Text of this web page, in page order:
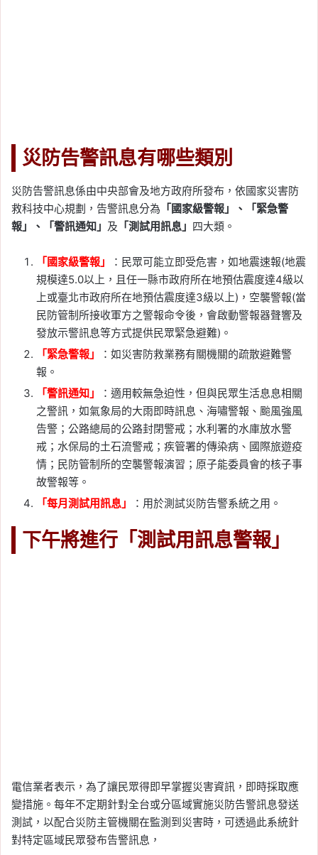
災防告警訊息有哪些類別
災防告警訊息係由中央部會及地方政府所發布，依國家災害防
救科技中心規劃，告警訊息分為 「國家級警報」、「緊急警
報」、「警訊通知」 及 「測試用訊息」 四大類。
「國家級警報」
：民眾可能立即受危害，如地震速報(地震
規模達5.0以上，且任一縣市政府所在地預估震度達4級以
上或臺北市政府所在地預估震度達3級以上)，空襲警報(當
民防管制所接收軍方之警報命令後，會啟動警報器聲響及
發放示警訊息等方式提供民眾緊急避難)。
「緊急警報」
：如災害防救業務有關機關的疏散避難警
報。
「警訊通知」
：適用較無急迫性，但與民眾生活息息相關
之警訊，如氣象局的大雨即時訊息、海嘯警報、颱風強風
告警；公路總局的公路封閉警戒；水利署的水庫放水警
戒；水保局的土石流警戒；疾管署的傳染病、國際旅遊疫
情；民防管制所的空襲警報演習；原子能委員會的核子事
故警報等。
「每月測試用訊息」
：用於測試災防告警系統之用。
下午將進行「測試用訊息警報」
電信業者表示，為了讓民眾得即早掌握災害資訊，即時採取應
變措施。每年不定期針對全台或分區域實施災防告警訊息發送
測試，以配合災防主管機關在監測到災害時，可透過此系統針
對特定區域民眾發布告警訊息，